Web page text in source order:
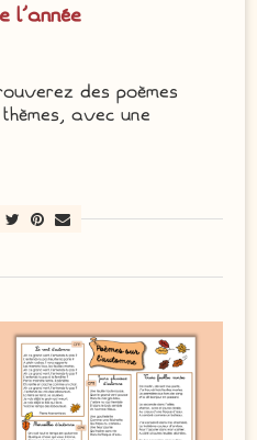
l’année
des poèmes
avec une